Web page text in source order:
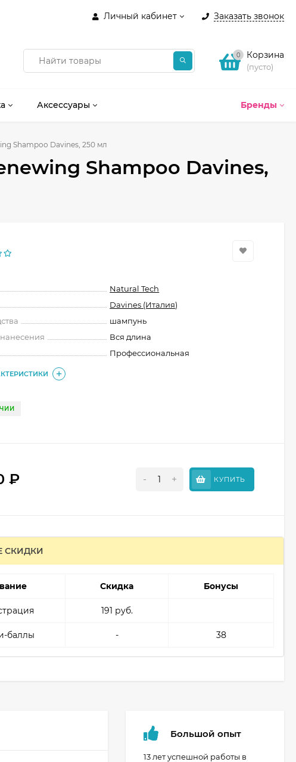
Личный кабинет Заказать звонок
0 Корзина
(пусто)
Бренды
Аксессуары
Shampoo Davines, 250 мл
Shampoo Davines,
Natural Tech
Davines (Италия)
шампунь
Вся длина
Профессиональная
₽ - + КУПИТЬ
СКИДКИ
Скидка Бонусы
191 руб.
баллы - 38
Большой опыт
13 лет успешной работы в